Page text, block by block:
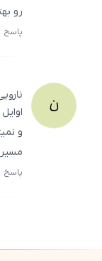
رو
پاسخ
ن
و
پاسخ